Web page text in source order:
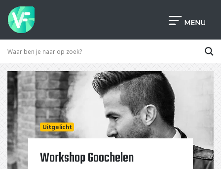
Uitgelicht
Workshop Goochelen